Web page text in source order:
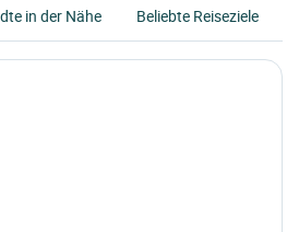
in der Nähe Beliebte Reiseziele